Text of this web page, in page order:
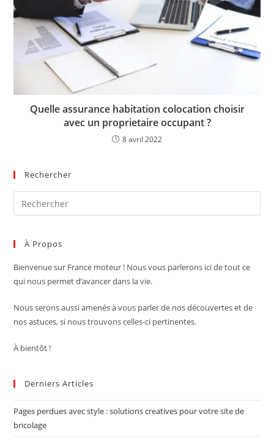
Quelle assurance habitation colocation choisir
avec un proprietaire occupant ?
8 avril 2022
Rechercher
À Propos
Bienvenue sur France moteur ! Nous vous parlerons ici de tout ce
qui nous permet d’avancer dans la vie.
Nous serons aussi amenés à vous parler de nos découvertes et de
nos astuces, si nous trouvons celles-ci pertinentes.
À bientôt !
Derniers Articles
Pages perdues avec style : solutions creatives pour votre site de
bricolage